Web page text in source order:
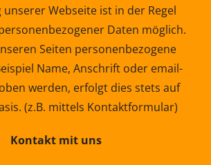
unserer Webseite ist in der Regel
Daten möglich.
Seiten personenbezogene
Name, Anschrift oder email-
werden, erfolgt dies stets auf
(z.B. mittels Kontaktformular)
Kontakt mit uns